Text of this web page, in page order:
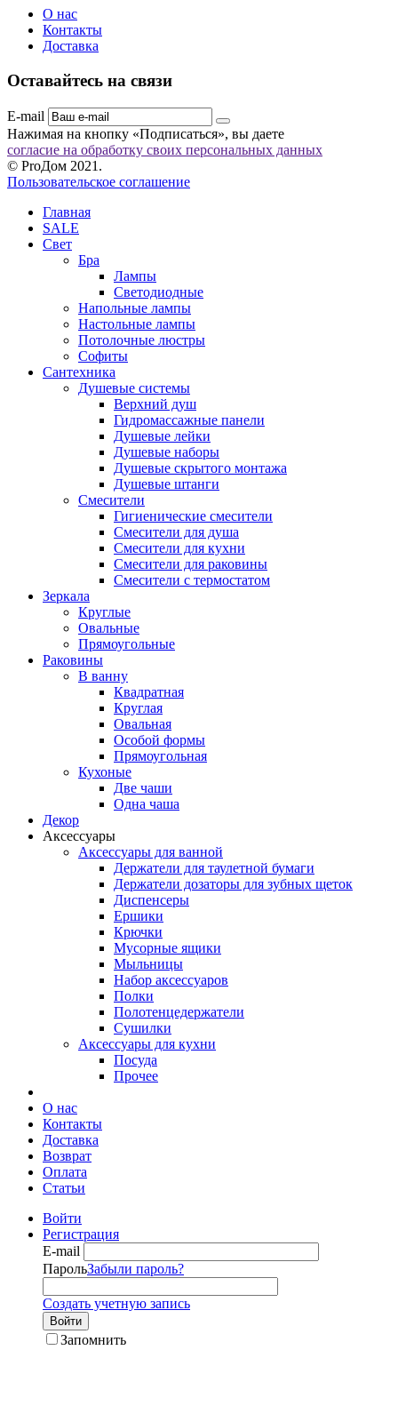
О нас
Контакты
Доставка
Оставайтесь на связи
E-mail
Нажимая на кнопку «Подписаться», вы даете
согласие на обработку своих персональных данных
© ProДом 2021.
Пользовательское соглашение
Главная
SALE
Свет
Бра
Лампы
Светодиодные
Напольные лампы
Настольные лампы
Потолочные люстры
Софиты
Сантехника
Душевые системы
Верхний душ
Гидромассажные панели
Душевые лейки
Душевые наборы
Душевые скрытого монтажа
Душевые штанги
Смесители
Гигиенические смесители
Смесители для душа
Смесители для кухни
Смесители для раковины
Смесители с термостатом
Зеркала
Круглые
Овальные
Прямоугольные
Раковины
В ванну
Квадратная
Круглая
Овальная
Особой формы
Прямоугольная
Кухоные
Две чаши
Одна чаша
Декор
Аксессуары
Аксессуары для ванной
Держатели для таулетной бумаги
Держатели дозаторы для зубных щеток
Диспенсеры
Ершики
Крючки
Мусорные ящики
Мыльницы
Набор аксессуаров
Полки
Полотенцедержатели
Сушилки
Аксессуары для кухни
Посуда
Прочее
О нас
Контакты
Доставка
Возврат
Оплата
Статьи
Войти
Регистрация
E-mail
ПарольЗабыли пароль?
Создать учетную запись
Войти
Запомнить